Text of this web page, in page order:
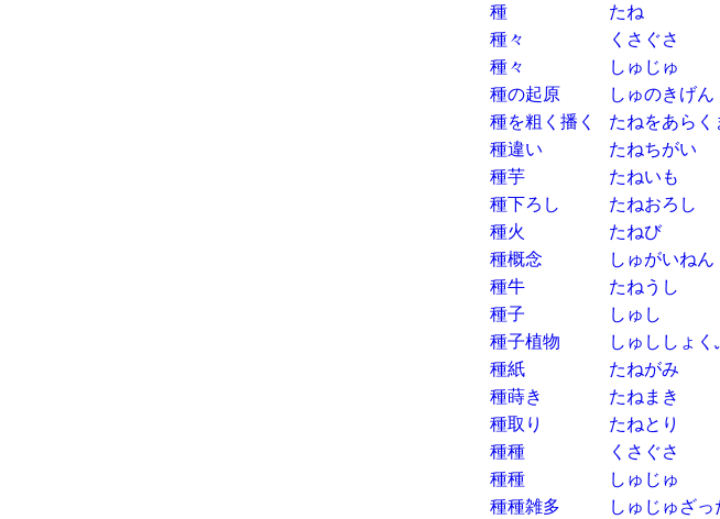
種
たね
種々
くさぐさ
種々
しゅじゅ
種の起原
しゅのきげん
種を粗く播く
たねをあらく
種違い
たねちがい
種芋
たねいも
種下ろし
たねおろし
種火
たねび
種概念
しゅがいねん
種牛
たねうし
種子
しゅし
種子植物
しゅししょく
種紙
たねがみ
種蒔き
たねまき
種取り
たねとり
種種
くさぐさ
種種
しゅじゅ
種種雑多
しゅじゅざっ